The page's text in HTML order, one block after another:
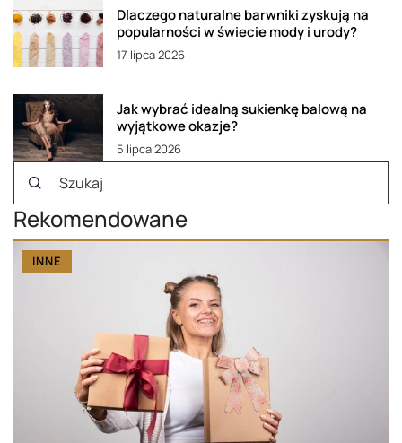
Dlaczego naturalne barwniki zyskują na
popularności w świecie mody i urody?
17 lipca 2026
Jak wybrać idealną sukienkę balową na
wyjątkowe okazje?
5 lipca 2026
Rekomendowane
INNE